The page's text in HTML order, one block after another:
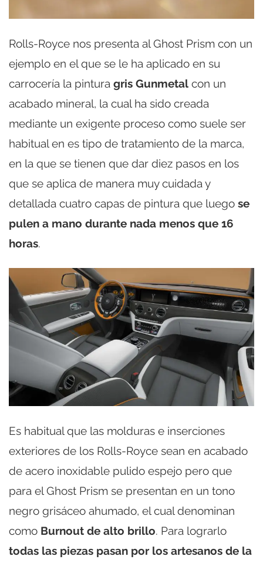
Rolls-Royce nos presenta al Ghost Prism con un
ejemplo en el que se le ha aplicado en su
carrocería la pintura gris Gunmetal con un
acabado mineral, la cual ha sido creada
mediante un exigente proceso como suele ser
habitual en es tipo de tratamiento de la marca,
en la que se tienen que dar diez pasos en los
que se aplica de manera muy cuidada y
detallada cuatro capas de pintura que luego se
pulen a mano durante nada menos que 16
horas.
Es habitual que las molduras e inserciones
exteriores de los Rolls-Royce sean en acabado
de acero inoxidable pulido espejo pero que
para el Ghost Prism se presentan en un tono
negro grisáceo ahumado, el cual denominan
como Burnout de alto brillo. Para lograrlo
todas las piezas pasan por los artesanos de la